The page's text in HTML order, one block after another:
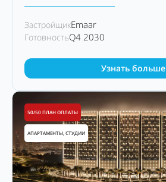
ЗастройщикEmaar
ГотовностьQ4 2030
Узнать больше
50/50 ПЛАН ОПЛАТЫ
АПАРТАМЕНТЫ, СТУДИИ